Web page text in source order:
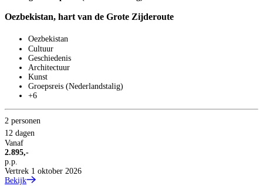
Oezbekistan, hart van de Grote Zijderoute
Oezbekistan
Cultuur
Geschiedenis
Architectuur
Kunst
Groepsreis (Nederlandstalig)
+6
2 personen
12 dagen
Vanaf
2.895,-
p.p.
Vertrek 1 oktober 2026
Bekijk